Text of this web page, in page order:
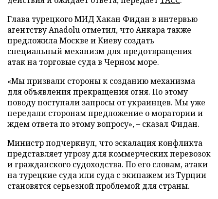
Глава турецкого МИД Хакан Фидан в интервью
агентству Anadolu отметил, что Анкара также
предложила Москве и Киеву создать
специальный механизм для предотвращения
атак на торговые суда в Черном море.
«Мы призвали стороны к созданию механизма
для объявления прекращения огня. По этому
поводу поступали запросы от украинцев. Мы уже
передали сторонам предложение о моратории и
ждем ответа по этому вопросу», – сказал Фидан.
Министр подчеркнул, что эскалация конфликта
представляет угрозу для коммерческих перевозок
и гражданского судоходства. По его словам, атаки
на турецкие суда или суда с экипажем из Турции
становятся серьезной проблемой для страны.